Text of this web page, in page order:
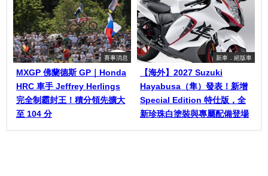
賽事消息
MXGP 佛蘭德斯 GP｜Honda
HRC 車手 Jeffrey Herlings
完全制霸封王！積分領先擴大
至 104 分
新車．絕版車
【海外】2027 Suzuki
Hayabusa（隼）發表！新增
Special Edition 特仕版，全
新珍珠白塗裝與專屬配備登場